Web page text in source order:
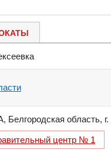
, Белгородская область,
центр № 1